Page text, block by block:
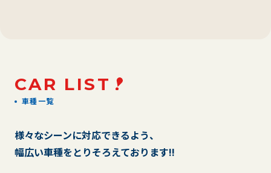
CAR LIST
車種一覧
様々なシーンに対応できるよう、
幅広い車種をとりそろえております!!